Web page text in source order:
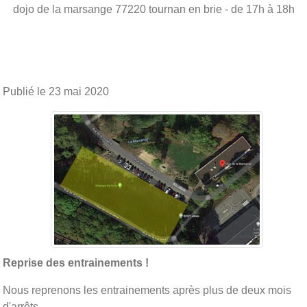
dojo de la marsange 77220 tournan en brie - de 17h à 18h
Publié le 23 mai 2020
Reprise des entrainements !
Nous reprenons les entrainements après plus de deux mois